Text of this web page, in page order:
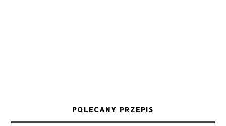
POLECANY PRZEPIS